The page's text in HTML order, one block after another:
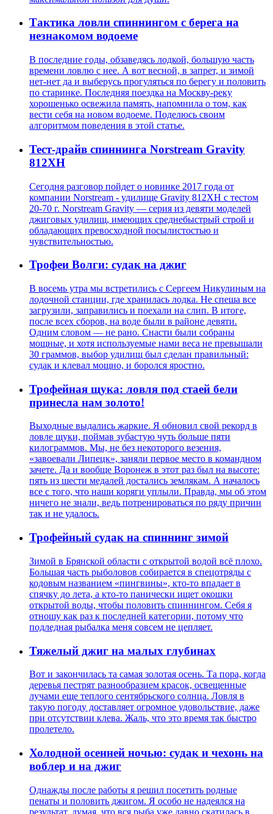
Тактика ловли спиннингом с берега на
незнакомом водоеме
В последние годы, обзаведясь лодкой, большую часть
времени ловлю с нее. А вот весной, в запрет, и зимой
нет-нет да и выберусь прогуляться по берегу и половить
по старинке. Последняя поездка на Москву-реку
хорошенько освежила память, напомнила о том, как
вести себя на новом водоеме. Поделюсь своим
алгоритмом поведения в этой статье.
Тест-драйв спиннинга Norstream Gravity
812XH
Сегодня разговор пойдет о новинке 2017 года от
компании Norstream - удилище Gravity 812XH с тестом
20-70 г. Norstream Gravity — серия из девяти моделей
джиговых удилищ, имеющих среднебыстрый строй и
обладающих превосходной посылистостью и
чувствительностью.
Трофеи Волги: судак на джиг
В восемь утра мы встретились с Сергеем Никулиным на
лодочной станции, где хранилась лодка. Не спеша все
загрузили, заправились и поехали на слип. В итоге,
после всех сборов, на воде были в районе девяти.
Одним словом — не рано. Снасти были собраны
мощные, и хотя используемые нами веса не превышали
30 граммов, выбор удилищ был сделан правильный:
судак и клевал мощно, и боролся яростно.
Трофейная щука: ловля под стаей бели
принесла нам золото!
Выходные выдались жаркие. Я обновил свой рекорд в
ловле щуки, поймав зубастую чуть больше пяти
килограммов. Мы, не без некоторого везения,
«завоевали Липецк», заняли первое место в командном
зачете. Да и вообще Воронеж в этот раз был на высоте:
пять из шести медалей достались землякам. А началось
все с того, что наши коряги уплыли. Правда, мы об этом
ничего не знали, ведь потренироваться по ряду причин
так и не удалось.
Трофейный судак на спиннинг зимой
Зимой в Брянской области с открытой водой всё плохо.
Большая часть рыболовов собирается в спецотряды с
кодовым названием «пингвины», кто-то впадает в
спячку до лета, а кто-то панически ищет окошки
открытой воды, чтобы половить спиннингом. Себя я
отношу как раз к последней категории, потому что
подледная рыбалка меня совсем не цепляет.
Тяжелый джиг на малых глубинах
Вот и закончилась та самая золотая осень. Та пора, когда
деревья пестрят разнообразием красок, освещенные
лучами еще теплого сентябрьского солнца. Ловля в
такую погоду доставляет огромное удовольствие, даже
при отсутствии клева. Жаль, что это время так быстро
пролетело.
Холодной осенней ночью: судак и чехонь на
воблер и на джиг
Однажды после работы я решил посетить родные
пенаты и половить джигом. Я особо не надеялся на
результат, думая, что вся рыба уже давно скатилась в